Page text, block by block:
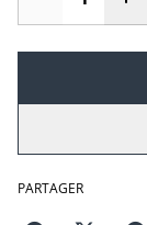
PARTAGER